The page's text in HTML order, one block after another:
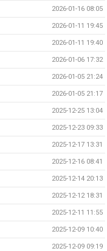
2026-01-16 08:05
2026-01-11 19:45
2026-01-11 19:40
2026-01-06 17:32
2026-01-05 21:24
2026-01-05 21:17
2025-12-25 13:04
2025-12-23 09:33
2025-12-17 13:31
2025-12-16 08:41
2025-12-14 20:13
2025-12-12 18:31
2025-12-11 11:55
2025-12-09 10:40
2025-12-09 09:19